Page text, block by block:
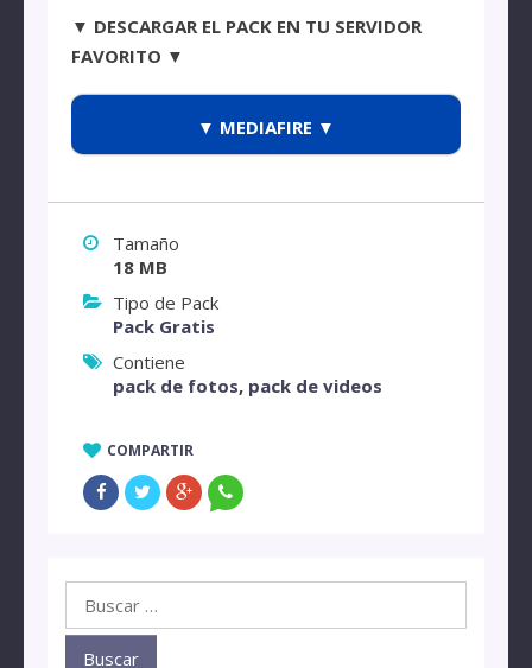
▼ DESCARGAR EL PACK EN TU SERVIDOR
FAVORITO ▼
▼ MEDIAFIRE ▼
Tamaño
18 MB
Tipo de Pack
Pack Gratis
Contiene
pack de fotos, pack de videos
COMPARTIR